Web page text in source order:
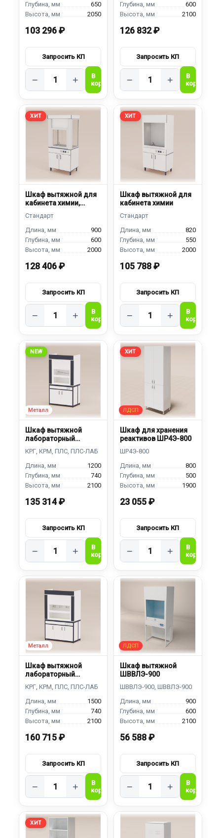
650
2050
103 296 ₽
− +
600
2100
126 832 ₽
− +
ХИТ
Шкаф вытяжной для
кабинета химии,
900
600
2000
128 406 ₽
− +
ХИТ
Шкаф вытяжной для
кабинета химии
820
550
2000
105 788 ₽
− +
NEW
Шкаф вытяжной
лабораторный
1200
740
2100
135 314 ₽
− +
ХИТ
Шкаф для хранения
реактивов ШР4Э-800
800
500
1900
23 055 ₽
− +
Шкаф вытяжной
лабораторный
1500
740
2100
160 715 ₽
− +
Шкаф вытяжной
ШВВЛЭ-900
900
600
2100
56 588 ₽
− +
ХИТ